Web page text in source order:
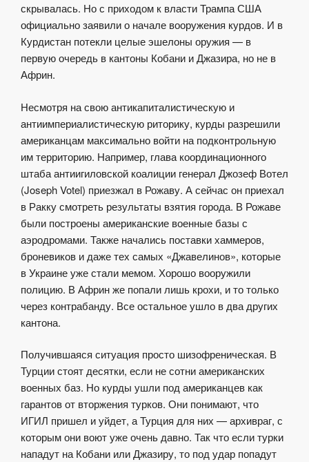
скрывалась. Но с приходом к власти Трампа США
официально заявили о начале вооружения курдов. И в
Курдистан потекли целые эшелоны оружия — в
первую очередь в кантоны Кобани и Джазира, но не в
Африн.
Несмотря на свою антикапиталистическую и
антиимпериалистическую риторику, курды разрешили
американцам максимально войти на подконтрольную
им территорию. Например, глава координационного
штаба антиигиловской коалиции генерал Джозеф Вотел
(Joseph Votel) приезжал в Рожаву. А сейчас он приехал
в Ракку смотреть результаты взятия города. В Рожаве
были построены американские военные базы с
аэродромами. Также начались поставки хаммеров,
броневиков и даже тех самых «Джавелинов», которые
в Украине уже стали мемом. Хорошо вооружили
полицию. В Африн же попали лишь крохи, и то только
через контрабанду. Все остальное ушло в два других
кантона.
Получившаяся ситуация просто шизофреническая. В
Турции стоят десятки, если не сотни американских
военных баз. Но курды ушли под американцев как
гарантов от вторжения турков. Они понимают, что
ИГИЛ пришел и уйдет, а Турция для них — архивраг, с
которым они воют уже очень давно. Так что если турки
нападут на Кобани или Джазиру, то под удар попадут